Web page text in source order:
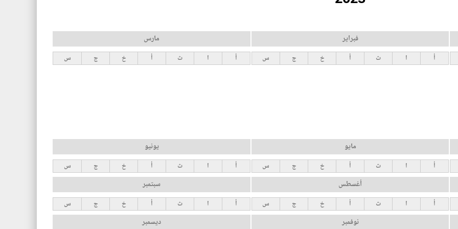
فبراير
أ ا ث أ خ ج س
مارس
أ ا ث أ خ ج س
مايو
أ ا ث أ خ ج س
يونيو
أ ا ث أ خ ج س
أغسطس
أ ا ث أ خ ج س
سبتمبر
أ ا ث أ خ ج س
نوفمبر ديسمبر